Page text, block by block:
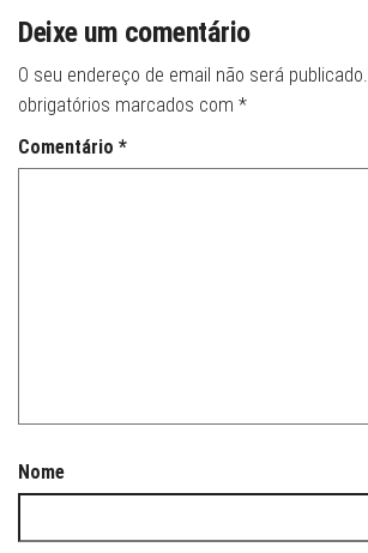
Deixe um comentário
O seu endereço de email não será publicado.
obrigatórios marcados com *
Comentário *
Nome